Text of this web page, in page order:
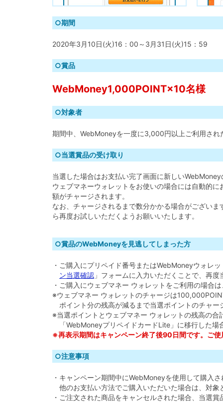
○期間
2020年3月10日(火)16：00～3月31日(火)15：59
○賞品
WebMoney1,000POINT×10名様
○対象者
期間中、WebMoneyを一度に3,000円以上ご利用され
○当選賞品の受け取り
当選した場合はお支払い完了画面に新しい
ウェブマネーウォレットをお使いの場合には自動的
額がチャージされます。
なお、チャージされるまで数分かかる場合がござい
ら再度お試しいただくようお願いいたします。
○賞品のWebMoneyを見逃してしまった方
・ご購入にプリペイド番号またはWebMoneyウォレ
ン当選確認 」フォームに入力いただくことで、再
・ご購入にウェブマネー ウォレットをご利用の場合
※ウェブマネー ウォレットのチャージは
ポイント分の残高が減るまで当選ポイントのチャ
※当選ポイントとウェブマネー ウォレットの残高の
「WebMoneyプリペイドカードLite」に移行した
※再表示期間はキャンペーン終了後90日間です。ご
○注意事項
・キャンペーン期間中にWebMoneyを使用して購入
他のお支払い方法でご購入いただいた場合は、対
・ご注文された商品をキャンセルされた場合、当選